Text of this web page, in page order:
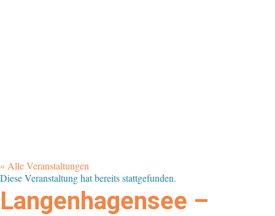
« Alle Veranstaltungen
Diese Veranstaltung hat bereits stattgefunden.
Langenhagensee –